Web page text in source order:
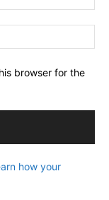
browser for the
how your